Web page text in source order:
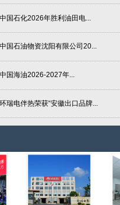
国石化2026年胜利油田电...
国石油物资沈阳有限公司20...
国海油2026-2027年...
瑞电伴热荣获“安徽出口品牌...